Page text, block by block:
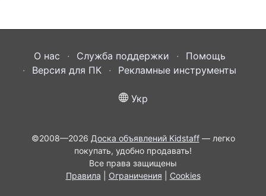
О нас Служба поддержки
Помощь
Версия для ПК
Рекламные инструменты
Укр
©2008—2026 Доска объявлений Kidstaff— легко
покупать, удобно продавать!
Все права защищены
Правила
Ограничения Cookies